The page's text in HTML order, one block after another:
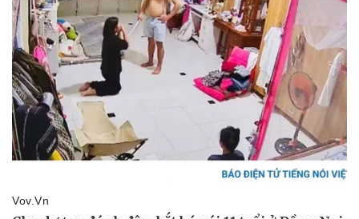
Pháp luật
Vụ án
Tin nóng
Tư vấn luật
Quân sự - Quốc phòng
Vũ khí
Việt Nam
Phân tích